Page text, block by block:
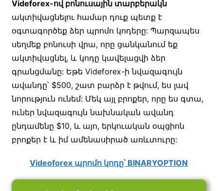
Videforex-ով բոնուսային տարբերակն
ակտիվացնելու համար դուք պետք է
օգտագործեք ձեր պրոմո կոդերը: Պարզապես
սեղմեք բոնուսի վրա, որը ցանկանում եք
ակտիվացնել, և կոդը կավելացվի ձեր
գրանցմանը: Եթե Videforex-ի նվազագույն
ավանդը՝ $500, շատ բարձր է թվում, ես լավ
նորություն ունեմ: Մեկ այլ բրոքեր, որը ես գտա,
ուներ նվազագույն նախնական ավանդ
ընդամենը $10, և այո, երկուական օպցիոն
բրոքեր է և իմ ամենասիրած առևտուրը:
Videoforex պրոմո կոդը՝ BINARYOPTION